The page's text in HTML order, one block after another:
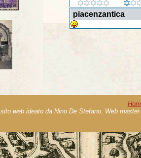
piacenzantica
sito web ideato da Nino De Stefano. Web